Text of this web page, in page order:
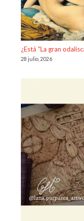
¿Está “La gran
28 julio, 2026